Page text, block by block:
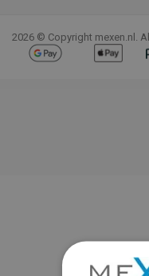
2026 © Copyright mexen.nl.